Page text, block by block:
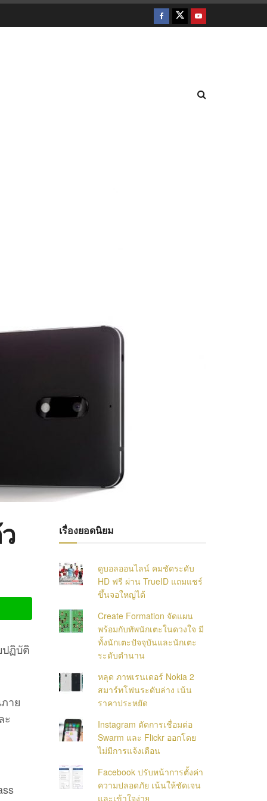
ฏิบัติ
าย
ะ
เรื่องยอดนิยม
ดูบอลออนไลน์ คมชัดระดับ
HD ฟรี ผ่าน TrueID แถมแชร์
ขึ้นจอใหญ่ได้
Create Formation จัดแผน
พร้อมกับทัพนักเตะในดวงใจ มี
ทั้งนักเตะปัจจุบันและนักเตะ
ระดับตำนาน
หลุด ภาพเรนเดอร์ Nokia 2
สมาร์ทโฟนระดับล่าง เน้น
ราคาประหยัด
Instagram ตัดการเชื่อมต่อ
Swarm และ Flickr ออกโดย
ไม่มีการแจ้งเตือน
Facebook ปรับหน้าการตั้งค่า
ความปลอดภัย เน้นให้ชัดเจน
และเข้าใจง่าย